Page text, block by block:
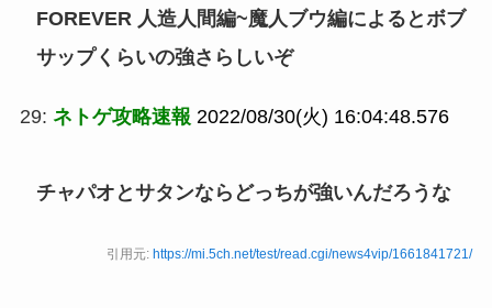
FOREVER 人造人間編~魔人ブウ編によるとボブ
サップくらいの強さらしいぞ
29: ネトゲ攻略速報 2022/08/30(火) 16:04:48.576
チャパオとサタンならどっちが強いんだろうな
引用元:https://mi.5ch.net/test/read.cgi/news4vip/1661841721/